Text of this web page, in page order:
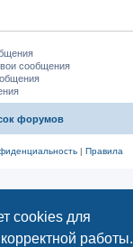
cookies для
работы.
сообщения
форумов
| Правила